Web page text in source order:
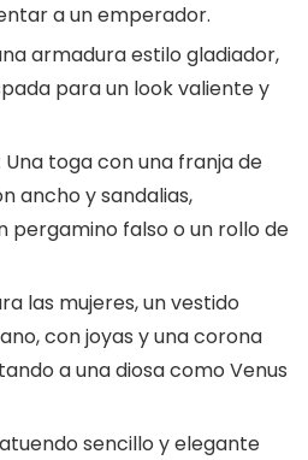
a un emperador.
armadura estilo gladiador,
para un look valiente y
Una toga con una franja de
ancho y sandalias,
pergamino falso o un rollo de
las mujeres, un vestido
con joyas y una corona
a una diosa como Venus
sencillo y elegante